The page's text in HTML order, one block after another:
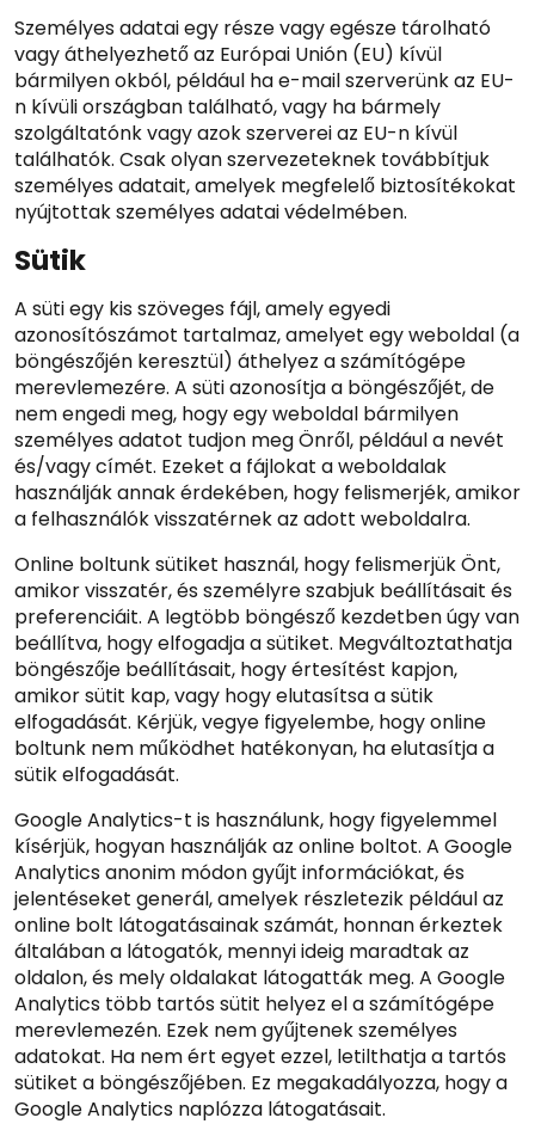
Személyes adatai egy része vagy egésze tárolható
vagy áthelyezhető az Európai Unión (EU) kívül
bármilyen okból, például ha e-mail szerverünk az EU-
n kívüli országban található, vagy ha bármely
szolgáltatónk vagy azok szerverei az EU-n kívül
találhatók. Csak olyan szervezeteknek továbbítjuk
személyes adatait, amelyek megfelelő biztosítékokat
nyújtottak személyes adatai védelmében.
Sütik
A süti egy kis szöveges fájl, amely egyedi
azonosítószámot tartalmaz, amelyet egy weboldal (a
böngészőjén keresztül) áthelyez a számítógépe
merevlemezére. A süti azonosítja a böngészőjét, de
nem engedi meg, hogy egy weboldal bármilyen
személyes adatot tudjon meg Önről, például a nevét
és/vagy címét. Ezeket a fájlokat a weboldalak
használják annak érdekében, hogy felismerjék, amikor
a felhasználók visszatérnek az adott weboldalra.
Online boltunk sütiket használ, hogy felismerjük Önt,
amikor visszatér, és személyre szabjuk beállításait és
preferenciáit. A legtöbb böngésző kezdetben úgy van
beállítva, hogy elfogadja a sütiket. Megváltoztathatja
böngészője beállításait, hogy értesítést kapjon,
amikor sütit kap, vagy hogy elutasítsa a sütik
elfogadását. Kérjük, vegye figyelembe, hogy online
boltunk nem működhet hatékonyan, ha elutasítja a
sütik elfogadását.
Google Analytics-t is használunk, hogy figyelemmel
kísérjük, hogyan használják az online boltot. A Google
Analytics anonim módon gyűjt információkat, és
jelentéseket generál, amelyek részletezik például az
online bolt látogatásainak számát, honnan érkeztek
általában a látogatók, mennyi ideig maradtak az
oldalon, és mely oldalakat látogatták meg. A Google
Analytics több tartós sütit helyez el a számítógépe
merevlemezén. Ezek nem gyűjtenek személyes
adatokat. Ha nem ért egyet ezzel, letilthatja a tartós
sütiket a böngészőjében. Ez megakadályozza, hogy a
Google Analytics naplózza látogatásait.